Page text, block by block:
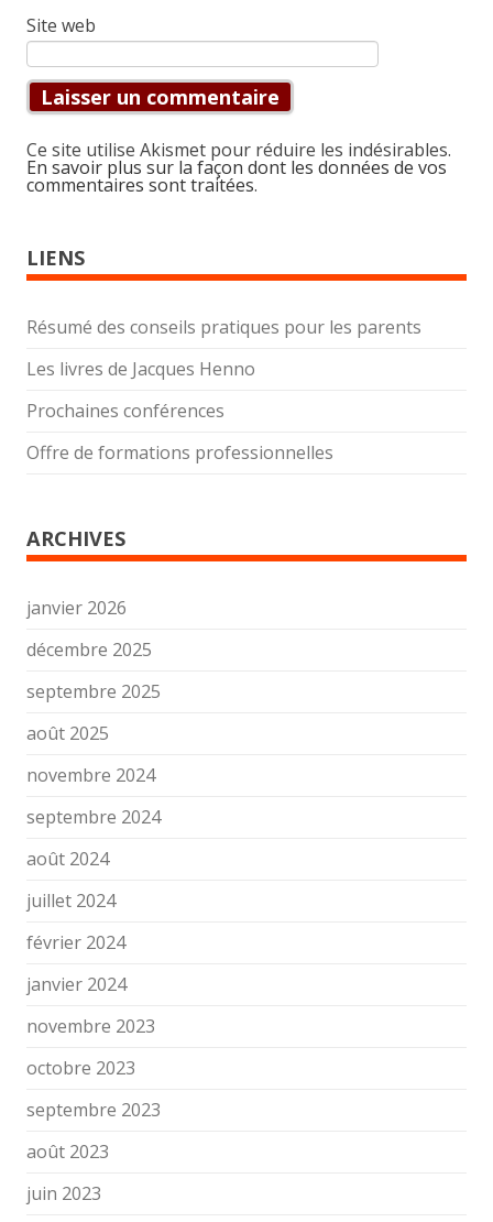
Site web
Ce site utilise Akismet pour réduire les indésirables.
En savoir plus sur la façon dont les données de vos
commentaires sont traitées.
LIENS
Résumé des conseils pratiques pour les parents
Les livres de Jacques Henno
Prochaines conférences
Offre de formations professionnelles
ARCHIVES
janvier 2026
décembre 2025
septembre 2025
août 2025
novembre 2024
septembre 2024
août 2024
juillet 2024
février 2024
janvier 2024
novembre 2023
octobre 2023
septembre 2023
août 2023
juin 2023